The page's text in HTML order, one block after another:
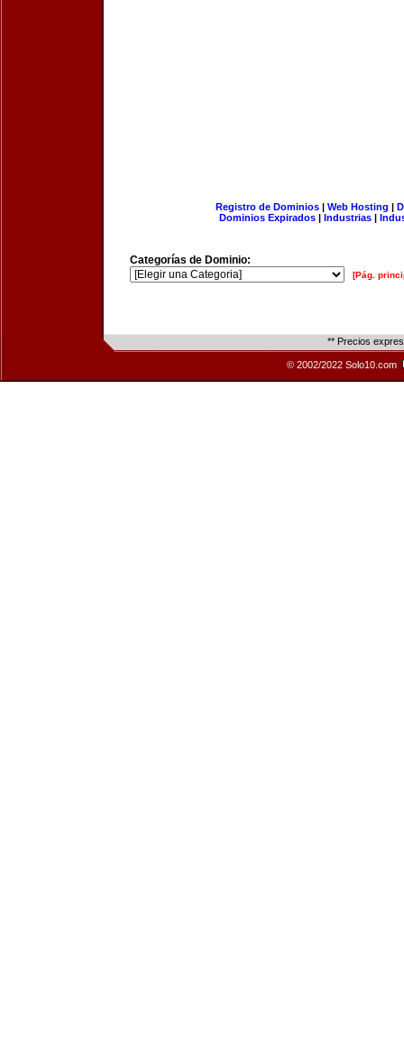
Registro de Dominios| Web Hosting |
Dominios Expirados | Industrias |
Categorías de Dominio:
[Pág.
** Precios
© 2002/2022 Solo10.com